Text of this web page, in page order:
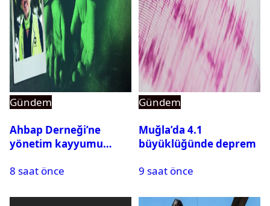
Gündem
Ahbap Derneği’ne
yönetim kayyumu
açıldı
8 saat önce
Gündem
Muğla’da 4.1
büyüklüğünde deprem
9 saat önce